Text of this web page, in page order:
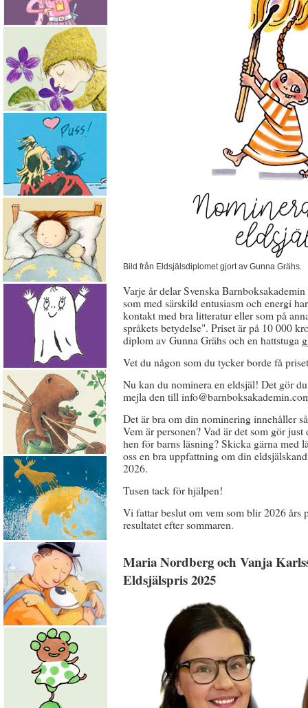
Bild från Eldsjälsdiplomet gjort av Gunna Grähs.
Varje år delar Svenska
som med särskild entusiasm och energi
kontakt med bra litteratur eller som på
språkets betydelse". Priset är på 10 000
diplom av Gunna Grähs och en hattstuga
Vet du någon som du tycker borde få
Nu kan du nominera en eldsjäl! Det gör
mejla den till
Det är bra om din nominering innehåller
Vem är personen? Vad är det som gör
hen för barns läsning? Skicka gärna med
oss en bra uppfattning om din
2026.
Tusen tack för hjälpen!
Vi fattar beslut om vem som blir 2026 års
resultatet efter sommaren.
Maria Nordberg och Vanja
Eldsjälspris 2025